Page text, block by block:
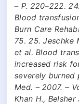
– P. 220–222.
Blood
Burn Care
75. 25. Jeschke
et al. Blood
increased risk
severely
Med. – 2007. –
Khan H.,